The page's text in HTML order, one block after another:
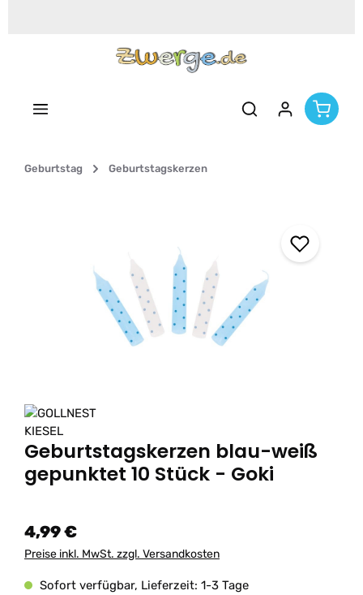
Geburtstag Geburtstagskerzen
Geburtstagskerzen blau-weiß
gepunktet 10 Stück - Goki
4,99 €
Preise inkl. MwSt. zzgl. Versandkosten
Sofort verfügbar, Lieferzeit: 1-3 Tage